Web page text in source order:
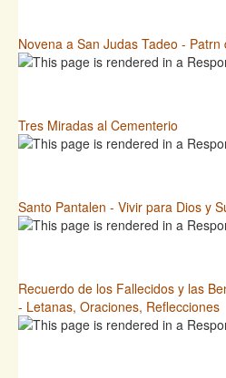
Novena a San Judas Tadeo -
Tres Miradas al Cementerio
Santo Pantalen - Vivir para Dios y
Recuerdo de los Fallecidos y las
- Letanas, Oraciones, Reflecciones